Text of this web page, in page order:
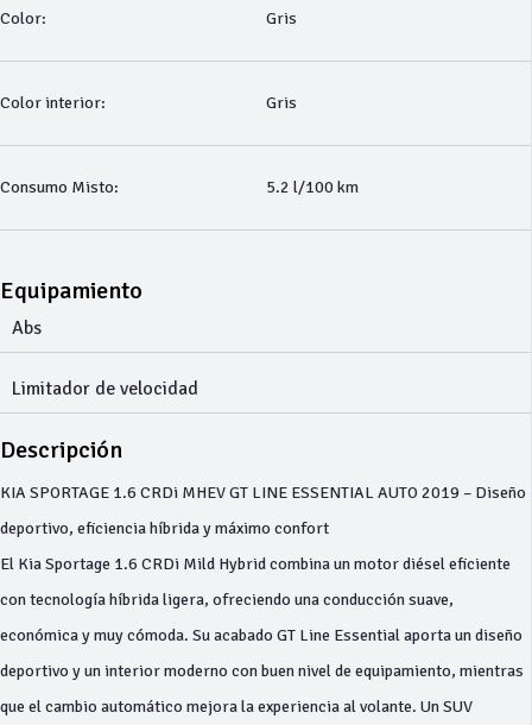
Color: Gris
Color interior: Gris
Consumo Misto: 5.2 l/100 km
Equipamiento
Abs
Limitador de velocidad
Descripción
KIA SPORTAGE 1.6 CRDi MHEV GT LINE ESSENTIAL AUTO 2019 – Diseño
deportivo, eficiencia híbrida y máximo confort
El Kia Sportage 1.6 CRDi Mild Hybrid combina un motor diésel eficiente
con tecnología híbrida ligera, ofreciendo una conducción suave,
económica y muy cómoda. Su acabado GT Line Essential aporta un diseño
deportivo y un interior moderno con buen nivel de equipamiento, mientras
que el cambio automático mejora la experiencia al volante. Un SUV